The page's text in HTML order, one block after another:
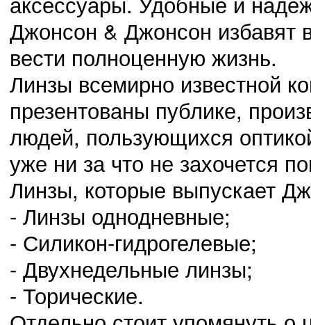
Джонсон & Джонсон избавят
вести полноценную жизнь.
Линзы всемирно известной
презентованы публике,
людей, пользующихся
уже ни за что не захочется
Линзы, которые выпускает
- Линзы однодневные;
- Силикон-гидрогелевые;
- Двухнедельные линзы;
- Торические.